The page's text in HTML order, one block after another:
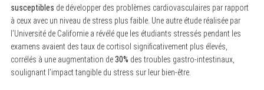
susceptibles de développer des problèmes cardiovasculaires par rapport
à ceux avec un niveau de stress plus faible. Une autre étude réalisée par
l’Université de Californie a révélé que les étudiants stressés pendant les
examens avaient des taux de cortisol significativement plus élevés,
corrélés à une augmentation de30% des troubles gastro-intestinaux,
soulignant l’impact tangible du stress sur leur bien-être.